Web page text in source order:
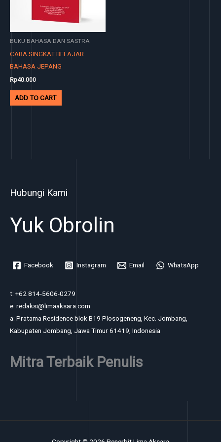
BUKU BAHASA DAN SASTRA
CARA SINGKAT BELAJAR
BAHASA JEPANG
Rp40.000
ADD TO CART
Hubungi Kami
Yuk Obrolin
Facebook Instagram Email WhatsApp
t: +62 814-5606-0279
e: redaksi@limaaksara.com
a: Pratama Residence blok B19 Plosogeneng, Kec. Jombang,
Kabupaten Jombang, Jawa Timur 61419, Indonesia
Mitra Terbaik Penulis